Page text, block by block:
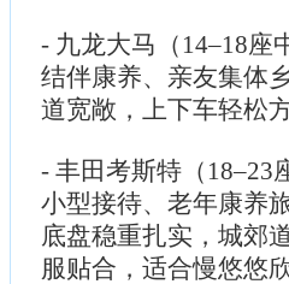
- 九龙大马（14–18座
结伴康养、亲友集体
道宽敞，上下车轻松
- 丰田考斯特（18–23
小型接待、老年康养
底盘稳重扎实，城郊
服贴合，适合慢悠悠